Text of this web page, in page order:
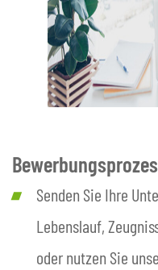
Senden Sie Ihre
Lebenslauf,
oder nutzen Sie